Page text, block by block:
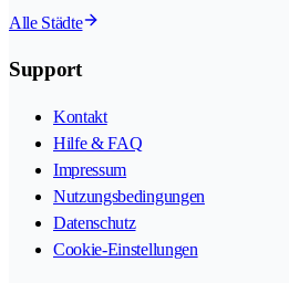
Alle Städte
Support
Kontakt
Hilfe & FAQ
Impressum
Nutzungsbedingungen
Datenschutz
Cookie-Einstellungen